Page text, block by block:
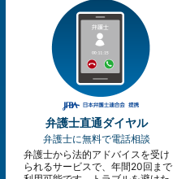
弁護士直通ダイヤル
弁護士に無料で電話相談
弁護士から法的アドバイスを受け
られるサービスで、年間20回まで